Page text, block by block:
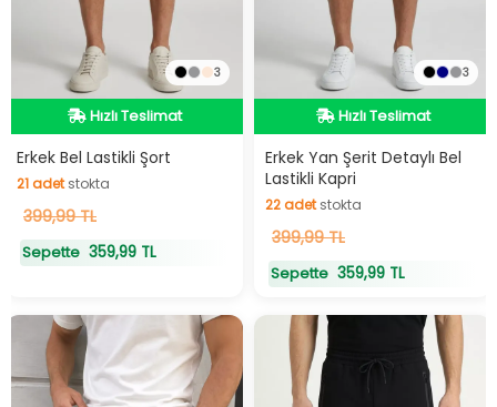
3
Hızlı Teslimat
Hızlı Teslimat
Erkek Bel Lastikli Şort
21adetstokta
21adetstokta
399,99 TL
Sepette 359,99 TL
3
Hızlı Teslimat
Hızlı Teslimat
Erkek Yan Şerit Detaylı Bel
Lastikli Kapri
22adetstokta
22adetstokta
399,99 TL
Sepette 359,99 TL